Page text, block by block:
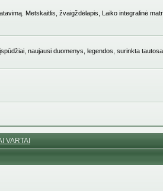
Metskaitlis, žvaigždėlapis, Laiko integralinė
naujausi duomenys, legendos, surinkta
VARTAI